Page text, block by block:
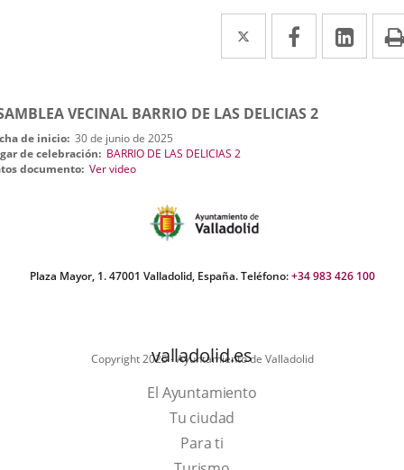
Twitter
Enlace
a
aplicación
Facebook
Enlace
a
aplicación
a
VECINAL BARRIO DE LAS DELICIAS 2
de inicio 30 de junio de 2025
de celebración
BARRIO DE LAS DELICIAS 2
documento Ver videoEnlace
aplicación
externa.
Plaza Mayor, 1. 47001 Valladolid, España. Teléfono:+34 983 426 100
Copyright 2025 - Ayuntamiento de Valladolid
valladolid.es
El Ayuntamiento
Tu ciudad
Para ti